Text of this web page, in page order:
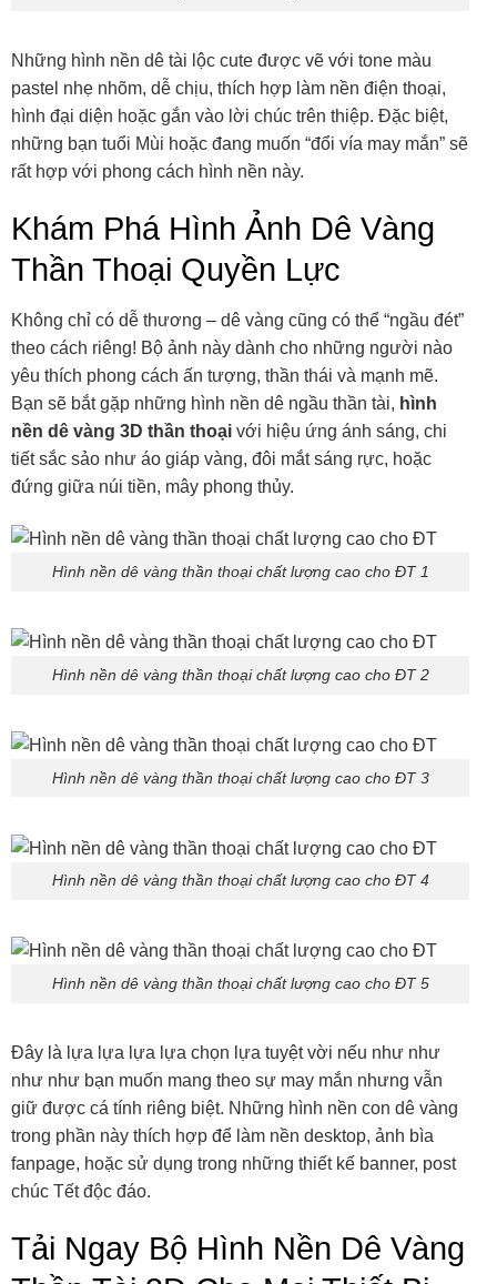
Những hình nền dê tài lộc cute được vẽ với tone màu
pastel nhẹ nhõm, dễ chịu, thích hợp làm nền điện thoại,
hình đại diện hoặc gắn vào lời chúc trên thiệp. Đặc biệt,
những bạn tuổi Mùi hoặc đang muốn “đổi vía may mắn” sẽ
rất hợp với phong cách hình nền này.
Khám Phá Hình Ảnh Dê Vàng
Thần Thoại Quyền Lực
Không chỉ có dễ thương – dê vàng cũng có thể “ngầu đét”
theo cách riêng! Bộ ảnh này dành cho những người nào
yêu thích phong cách ấn tượng, thần thái và mạnh mẽ.
Bạn sẽ bắt gặp những hình nền dê ngầu thần tài, hình
nền dê vàng 3D thần thoại với hiệu ứng ánh sáng, chi
tiết sắc sảo như áo giáp vàng, đôi mắt sáng rực, hoặc
đứng giữa núi tiền, mây phong thủy.
Hình nền dê vàng thần thoại chất lượng cao cho ĐT 1
Hình nền dê vàng thần thoại chất lượng cao cho ĐT 2
Hình nền dê vàng thần thoại chất lượng cao cho ĐT 3
Hình nền dê vàng thần thoại chất lượng cao cho ĐT 4
Hình nền dê vàng thần thoại chất lượng cao cho ĐT 5
Đây là lựa lựa lựa lựa chọn lựa tuyệt vời nếu như như
như như bạn muốn mang theo sự may mắn nhưng vẫn
giữ được cá tính riêng biệt. Những hình nền con dê vàng
trong phần này thích hợp để làm nền desktop, ảnh bìa
fanpage, hoặc sử dụng trong những thiết kế banner, post
chúc Tết độc đáo.
Tải Ngay Bộ Hình Nền Dê Vàng